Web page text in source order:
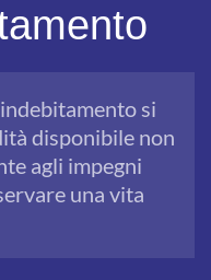
si
disponibile non
agli impegni
una vita